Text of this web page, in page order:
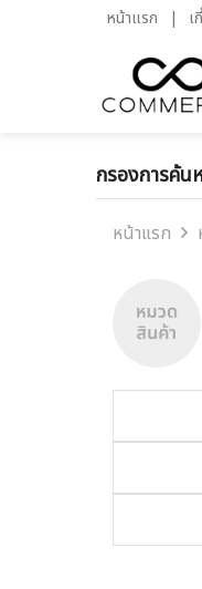
หน้าแรก เ
กรองการค้น
หน้าแรก